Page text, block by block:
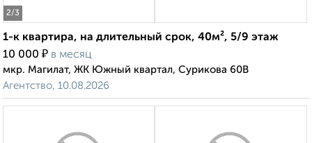
2/3
1-к квартира, на длительный срок, 40м², 5/9 этаж
10 000 ₽ в месяц
мкр. Магилат, ЖК Южный квартал, Сурикова 60В
Агентство, 10.08.2026